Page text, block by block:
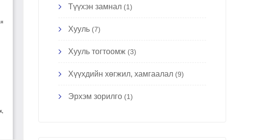
Түүхэн замнал(1)
Хууль(7)
Хууль тогтоомж(3)
Хүүхдийн хөгжил, хамгаалал(9)
Эрхэм зорилго(1)